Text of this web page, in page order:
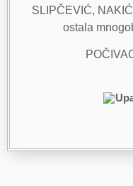
SLIPČEVIĆ,
ostala